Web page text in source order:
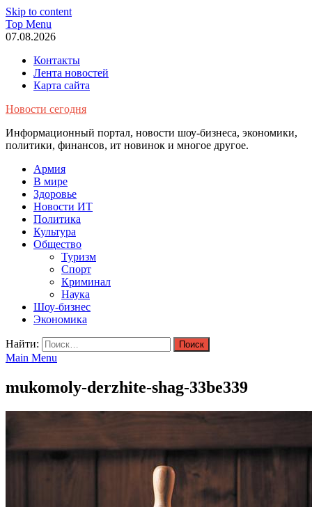
Skip to content
Top Menu
07.08.2026
Контакты
Лента новостей
Карта сайта
Новости сегодня
Информационный портал, новости шоу-бизнеса, экономики,
политики, финансов, ит новинок и многое другое.
Армия
В мире
Здоровье
Новости ИТ
Политика
Культура
Общество
Туризм
Спорт
Криминал
Наука
Шоу-бизнес
Экономика
Найти:
Main Menu
mukomoly-derzhite-shag-33be339